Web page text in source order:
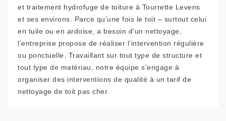
et traitement hydrofuge de toiture à Tourrette Levens
et ses environs. Parce qu’une fois le toit – surtout celui
en tuile ou en ardoise, a besoin d’un nettoyage,
l’entreprise propose de réaliser l’intervention régulière
ou ponctuelle. Travaillant sur tout type de structure et
tout type de matériau, notre équipe s’engage à
organiser des interventions de qualité à un tarif de
nettoyage de toit pas cher.